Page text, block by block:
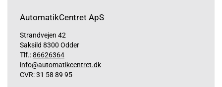
AutomatikCentret ApS
Strandvejen 42
Saksild 8300 Odder
Tlf.:86626364
info@automatikcentret.dk
CVR: 31 58 89 95